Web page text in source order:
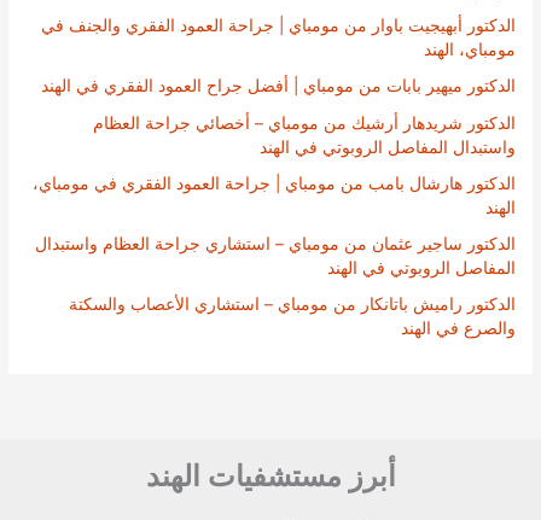
الدكتور أبهيجيت باوار من مومباي | جراحة العمود الفقري والجنف في
مومباي، الهند
الدكتور ميهير بابات من مومباي | أفضل جراح العمود الفقري في الهند
الدكتور شريدهار أرشيك من مومباي – أخصائي جراحة العظام
واستبدال المفاصل الروبوتي في الهند
الدكتور هارشال بامب من مومباي | جراحة العمود الفقري في مومباي،
الهند
الدكتور ساجير عثمان من مومباي – استشاري جراحة العظام واستبدال
المفاصل الروبوتي في الهند
الدكتور راميش باتانكار من مومباي – استشاري الأعصاب والسكتة
والصرع في الهند
أبرز مستشفيات الهند